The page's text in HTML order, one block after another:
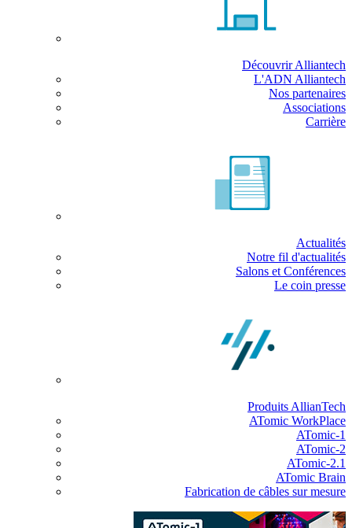
Découvrir Alliantech
L'ADN Alliantech
Nos partenaires
Associations
Carrière
Actualités
Notre fil d'actualités
Salons et Conférences
Le coin presse
Produits AllianTech
ATomic WorkPlace
ATomic-1
ATomic-2
ATomic-2.1
ATomic Brain
Fabrication de câbles sur mesure